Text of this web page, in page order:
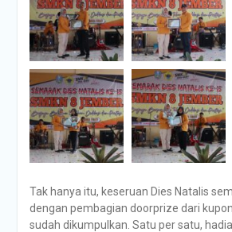
Tak hanya itu, keseruan Dies Natalis
dengan pembagian doorprize dari
sudah dikumpulkan. Satu per satu,